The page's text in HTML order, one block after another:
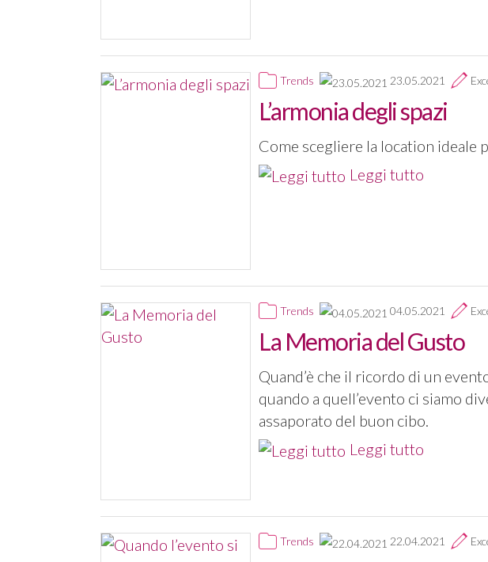
Trends 23.05.2021
L’armonia degli spazi
Come scegliere la location ideale
Leggi tutto
Trends 04.05.2021
La Memoria del Gusto
Quand’è che il ricordo di un
quando a quell’evento ci siamo
assaporato del buon cibo.
Leggi tutto
Trends 22.04.2021